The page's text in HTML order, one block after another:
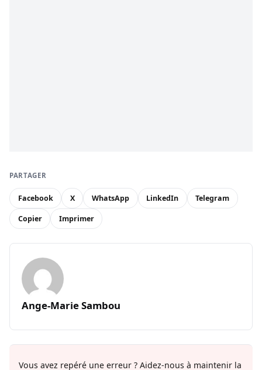
PARTAGER
Facebook X WhatsApp LinkedIn Telegram
Copier Imprimer
Ange-Marie Sambou
Vous avez repéré une erreur ? Aidez-nous à maintenir la